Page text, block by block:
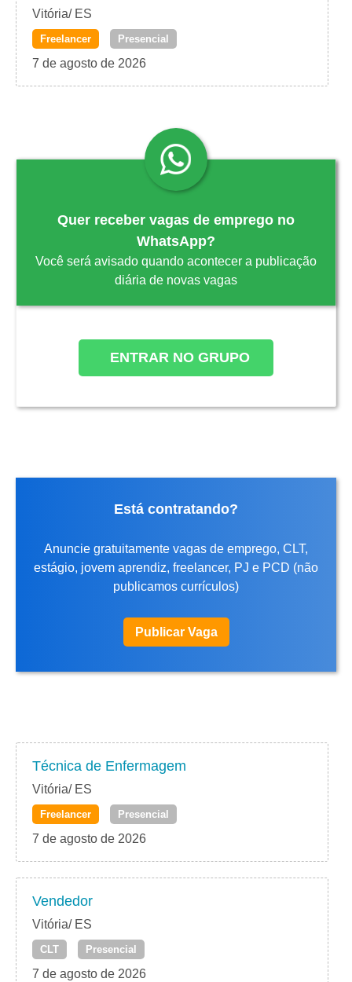
Vitória/ ES
Freelancer Presencial
7 de agosto de 2026
Quer receber vagas de emprego no
WhatsApp?
Você será avisado quando acontecer a publicação
diária de novas vagas
ENTRAR NO GRUPO
Está contratando?
Anuncie gratuitamente vagas de emprego, CLT,
estágio, jovem aprendiz, freelancer, PJ e PCD (não
publicamos currículos)
Publicar Vaga
Técnica de Enfermagem
Vitória/ ES
Freelancer Presencial
7 de agosto de 2026
Vendedor
Vitória/ ES
CLT Presencial
7 de agosto de 2026